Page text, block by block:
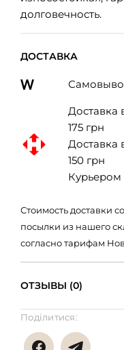
долговечность.
ДОСТАВКА
Доставка
175 грн
Доставка
150 грн
Курьером
Стоимость доставки
посылки из нашего
согласно тарифам
ОТЗЫВЫ (0)
Поділитися: